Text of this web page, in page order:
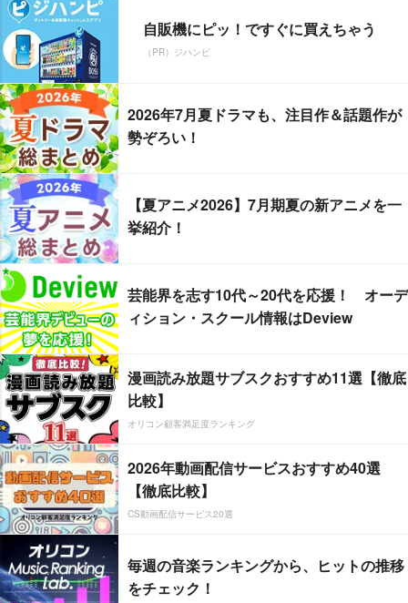
自販機にピッ！ですぐに買えちゃう
（PR）ジハンピ
2026年7月夏ドラマも、注目作＆話題作が
勢ぞろい！
【夏アニメ2026】7月期夏の新アニメを一
挙紹介！
芸能界を志す10代～20代を応援！ オーデ
ィション・スクール情報はDeview
漫画読み放題サブスクおすすめ11選【徹底
比較】
オリコン顧客満足度ランキング
2026年動画配信サービスおすすめ40選
【徹底比較】
CS動画配信サービス20選
毎週の音楽ランキングから、ヒットの推移
をチェック！